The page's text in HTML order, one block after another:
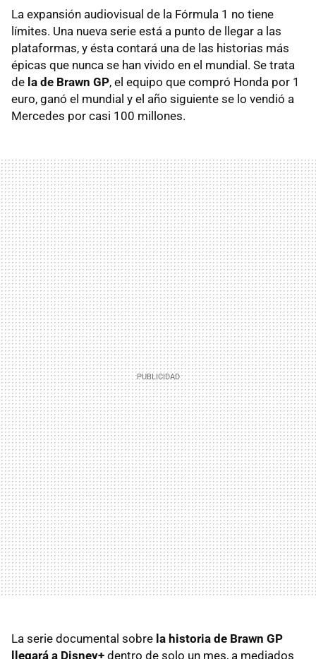
La expansión audiovisual de la Fórmula 1 no tiene
límites. Una nueva serie está a punto de llegar a las
plataformas, y ésta contará una de las historias más
épicas que nunca se han vivido en el mundial. Se trata
de la de Brawn GP, el equipo que compró Honda por 1
euro, ganó el mundial y el año siguiente se lo vendió a
Mercedes por casi 100 millones.
La serie documental sobre la historia de Brawn GP
llegará a Disney+ dentro de solo un mes, a mediados